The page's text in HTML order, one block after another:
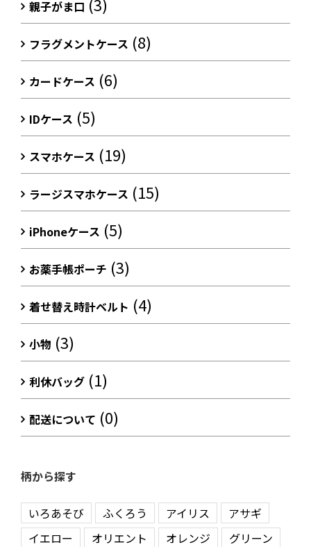
親子がま口
フラグメントケース (8)
カードケース (6)
IDケース (5)
スマホケース (19)
ラージスマホケース (15)
iPhoneケース (5)
お薬手帳ポーチ (3)
着せ替え時計ベルト (4)
小物 (3)
利休バッグ (1)
配送について (0)
柄から探す
いろあそび ふくろう アイリス
アサギ
イエロー
オリエント オレンジ
グリーン